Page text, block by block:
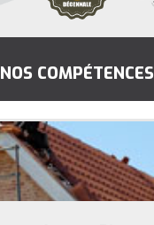
NOS COMPÉTENCES